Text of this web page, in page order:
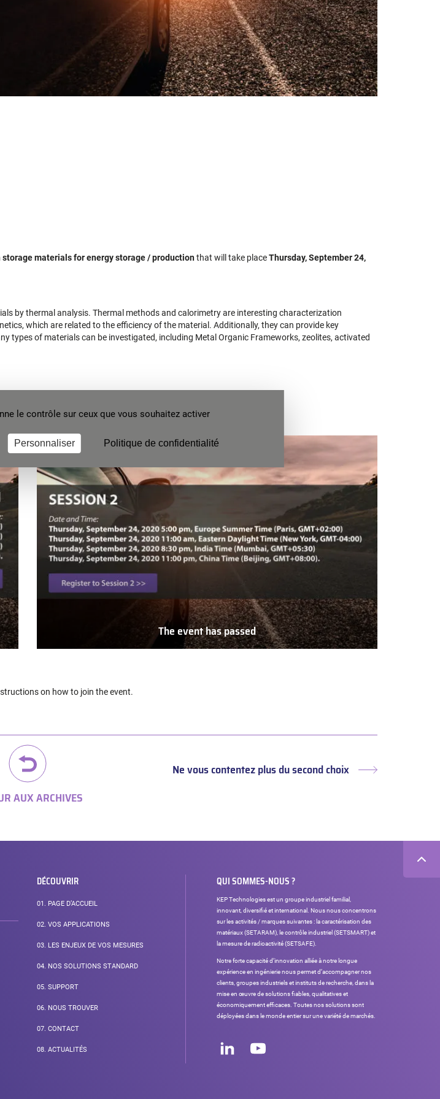
materials for energy storage / productionthat will take placeThursday, September 24,
by thermal analysis. Thermal methods and calorimetry are interesting characterization
which are related to the efficiency of the material. Additionally, they can provide key
of materials can be investigated, including Metal Organic Frameworks, zeolites, activated
The event has passed
on how to join the event.
Article
Ne vous contentez plus du second choix
AUX ARCHIVES
DÉCOUVRIR
01. PAGE D’ACCUEIL
02. VOS APPLICATIONS
03. LES ENJEUX DE VOS MESURES
04. NOS SOLUTIONS STANDARD
05. SUPPORT
06. NOUS TROUVER
07. CONTACT
08. ACTUALITÉS
QUI SOMMES-NOUS ?
KEP Technologies est un groupe industriel familial,
innovant, diversifié et international. Nous nous concentrons
sur les activités / marques suivantes : la caractérisation des
matériaux (SETARAM), le contrôle industriel (SETSMART) et
la mesure de radioactivité (SETSAFE).
Notre forte capacité d’innovation alliée à notre longue
expérience en ingénierie nous permet d’accompagner nos
clients, groupes industriels et instituts de recherche, dans la
mise en œuvre de solutions fiables, qualitatives et
économiquement efficaces. Toutes nos solutions sont
déployées dans le monde entier sur une variété de marchés.
sociaux
le contrôle sur ceux que vous souhaitez activer
Personnaliser Politique de confidentialité